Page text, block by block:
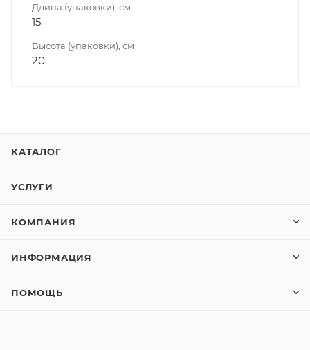
Длина (упаковки), см
15
Высота (упаковки), см
20
КАТАЛОГ
УСЛУГИ
КОМПАНИЯ
ИНФОРМАЦИЯ
ПОМОЩЬ